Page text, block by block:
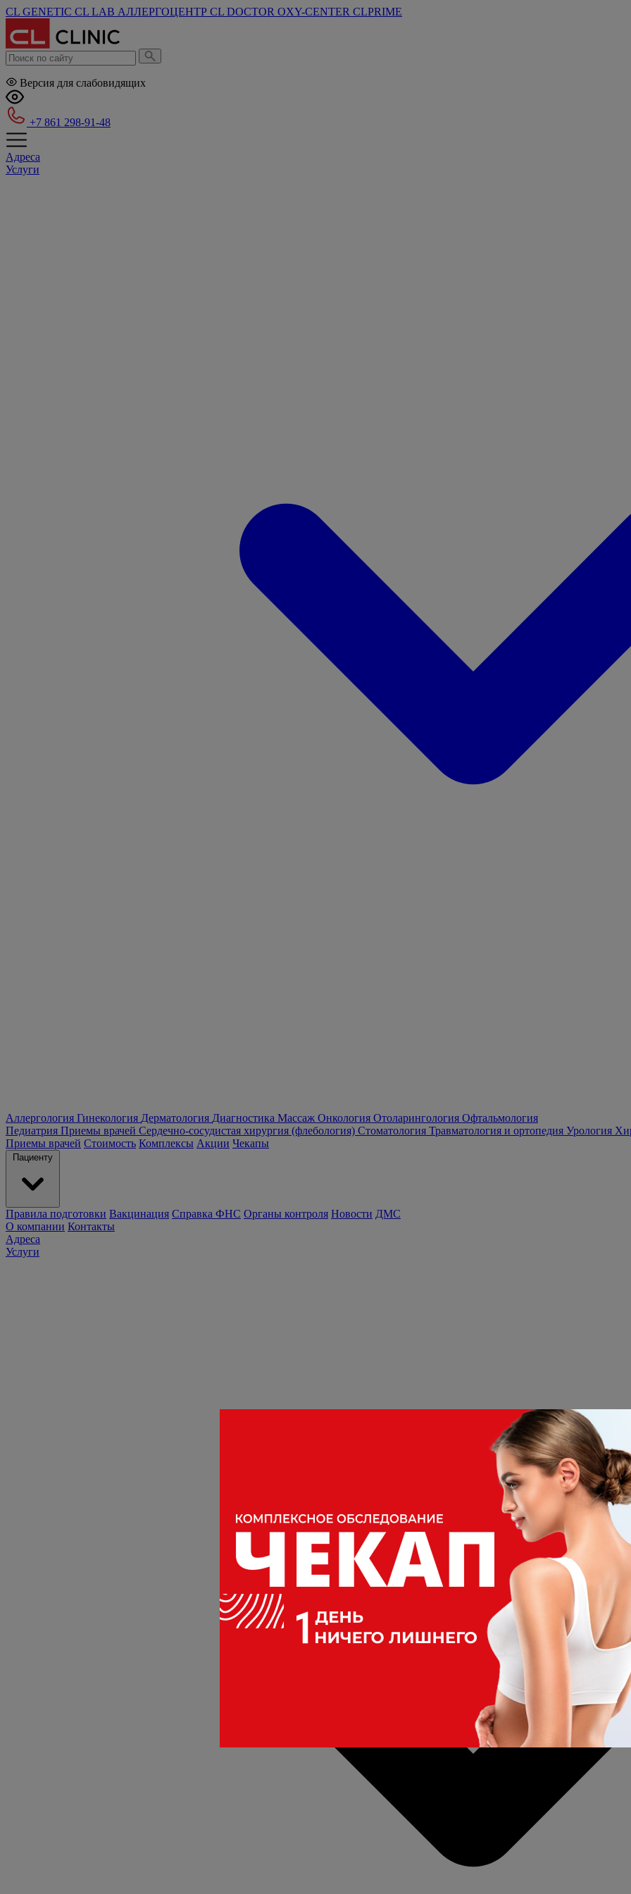
CL GENETIC CL LAB АЛЛЕРГОЦЕНТР CL DOCTOR OXY-CENTER CLPRIME
Версия для слабовидящих
+7 861 298-91-48
Адреса
Услуги
Аллергология Гинекология Дерматология Диагностика Массаж Онкология Отоларингология Офтальмология
Педиатрия Приемы врачей Сердечно-сосудистая хирургия (флебология) Стоматология Травматология и ортопедия Урология
Приемы врачей Стоимость Комплексы Акции Чекапы
Пациенту
Правила подготовки Вакцинация Справка ФНС Органы контроля Новости ДМС
О компании Контакты
Адреса
Услуги